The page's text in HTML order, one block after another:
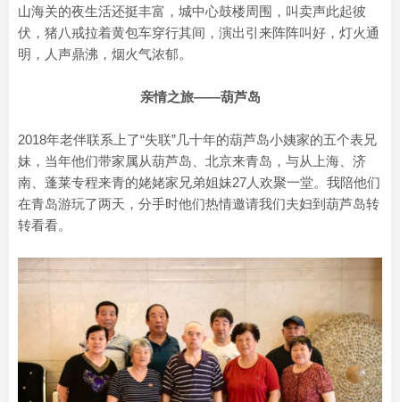
山海关的夜生活还挺丰富，城中心鼓楼周围，叫卖声此起彼
伏，猪八戒拉着黄包车穿行其间，演出引来阵阵叫好，灯火通
明，人声鼎沸，烟火气浓郁。
亲情之旅——葫芦岛
2018年老伴联系上了“失联”几十年的葫芦岛小姨家的五个表兄
妹，当年他们带家属从葫芦岛、北京来青岛，与从上海、济
南、蓬莱专程来青的姥姥家兄弟姐妹27人欢聚一堂。我陪他们
在青岛游玩了两天，分手时他们热情邀请我们夫妇到葫芦岛转
转看看。